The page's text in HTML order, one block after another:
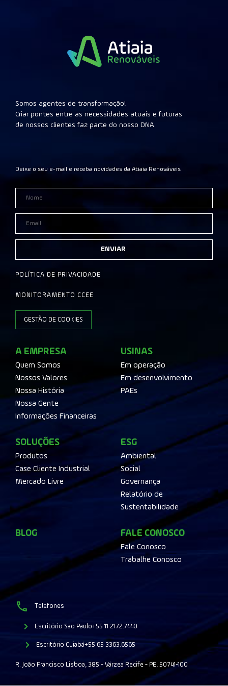
Somos agentes de transformação!
Criar pontes entre as necessidades atuais e futuras
de nossos clientes faz parte do nosso DNA.
Deixe o seu e-mail e receba novidades da Atiaia Renováveis
ENVIAR
POLÍTICA DE PRIVACIDADE
MONITORAMENTO CCEE
GESTÃO DE COOKIES
A EMPRESA
Quem Somos
Nossos Valores
Nossa História
Nossa Gente
Informações Financeiras
USINAS
Em operação
Em desenvolvimento
PAEs
SOLUÇÕES
Produtos
Case Cliente Industrial
Mercado Livre
ESG
Ambiental
Social
Governança
Relatório de
Sustentabilidade
BLOG FALE CONOSCO
Fale Conosco
Trabalhe Conosco
Telefones
Escritório São Paulo+55 11 2172.7440
Escritório Cuiabá+55 65 3363.6565
R. João Francisco Lisboa, 385 - Várzea Recife - PE, 50741-100